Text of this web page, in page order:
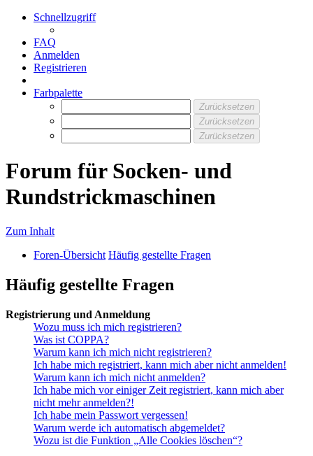
Schnellzugriff
FAQ
Anmelden
Registrieren
Farbpalette
Zurücksetzen
Zurücksetzen
Zurücksetzen
Forum für Socken- und
Rundstrickmaschinen
Zum Inhalt
Foren-Übersicht Häufig gestellte Fragen
Häufig gestellte Fragen
Registrierung und Anmeldung
Wozu muss ich mich registrieren?
Was ist COPPA?
Warum kann ich mich nicht registrieren?
Ich habe mich registriert, kann mich aber nicht anmelden!
Warum kann ich mich nicht anmelden?
Ich habe mich vor einiger Zeit registriert, kann mich aber
nicht mehr anmelden?!
Ich habe mein Passwort vergessen!
Warum werde ich automatisch abgemeldet?
Wozu ist die Funktion „Alle Cookies löschen“?